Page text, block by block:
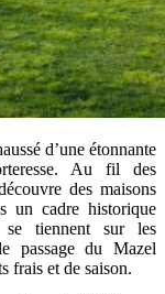
d’une étonnante
Au fil des
des maisons
un cadre historique
se tiennent sur les
passage du Mazel
frais et de saison.